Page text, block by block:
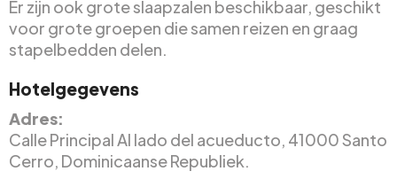
Er zijn ook grote slaapzalen beschikbaar, geschikt
voor grote groepen die samen reizen en graag
stapelbedden delen.
Hotelgegevens
Adres:
Calle Principal Al lado del acueducto, 41000 Santo
Cerro, Dominicaanse Republiek.